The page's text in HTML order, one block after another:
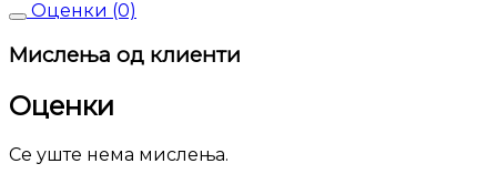
Оценки (0)
Мислења од клиенти
Оценки
Се уште нема мислења.